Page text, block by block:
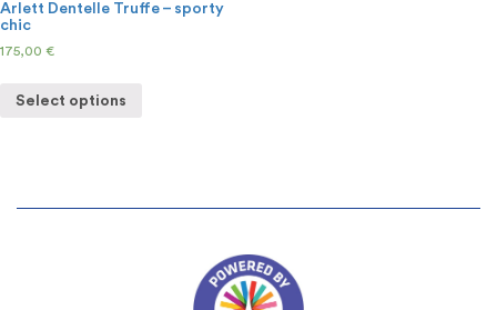
Arlett Dentelle Truffe – sporty
chic
175,00 €
Select options